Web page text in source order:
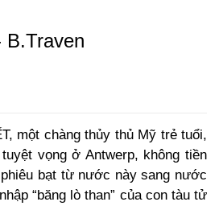
B.Traven
một chàng thủy thủ Mỹ trẻ tuổi,
vọng ở Antwerp, không tiền
bạt từ nước này sang nước
“băng lò than” của con tàu tử